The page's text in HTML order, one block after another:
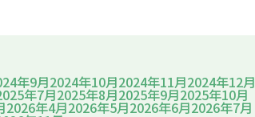
年9月2024年10月2024年11月2024年12月
年7月2025年8月2025年9月2025年10月
2026年4月2026年5月2026年6月2026年7月